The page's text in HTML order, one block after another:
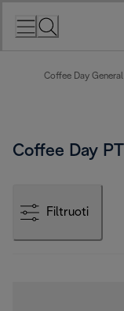
Coffee Day General
Coffee Day PT
Filtruoti